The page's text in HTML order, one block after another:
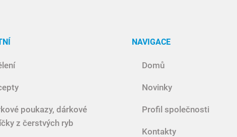
poukazy, dárkové
z čerstvých ryb
NAVIGACE
Domů
Novinky
Profil společnosti
Kontakty